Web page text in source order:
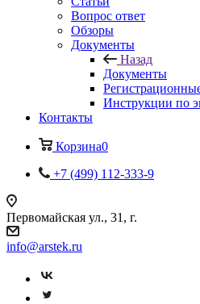
Вопрос ответ
Обзоры
Документы
Назад
Документы
Инструкции по
Контакты
Корзина0
+7 (499) 112-333-9
Первомайская ул., 31, г.
info@arstek.ru